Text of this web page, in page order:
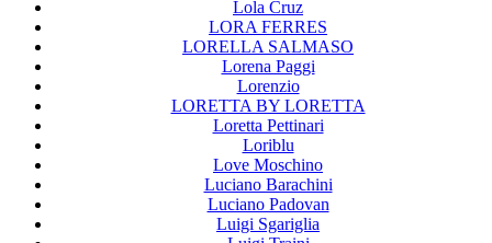
Lola Cruz
LORA FERRES
LORELLA SALMASO
Lorena Paggi
Lorenzio
LORETTA BY LORETTA
Loretta Pettinari
Loriblu
Love Moschino
Luciano Barachini
Luciano Padovan
Luigi Sgariglia